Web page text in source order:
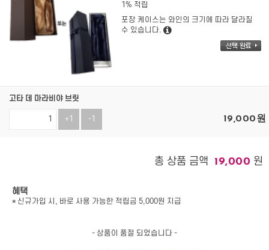
1% 적립
포장 케이스는 와인의 크기에 따라 달라질
수 있습니다.
고타 데 마라비야 브릿
+1 -1 19,000원
총 상품 금액 19,000 원
혜택
* 신규가입 시, 바로 사용 가능한 적립금 5,000원 지급
- 상품이 품절 되었습니다 -